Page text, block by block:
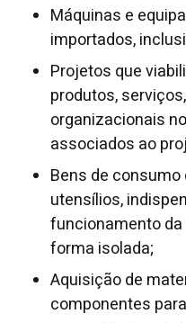
Máquinas e
importados,
Projetos que
produtos,
organizacionais
associados ao
Bens de
utensílios,
funcionamento
forma isolada;
Aquisição de
componentes